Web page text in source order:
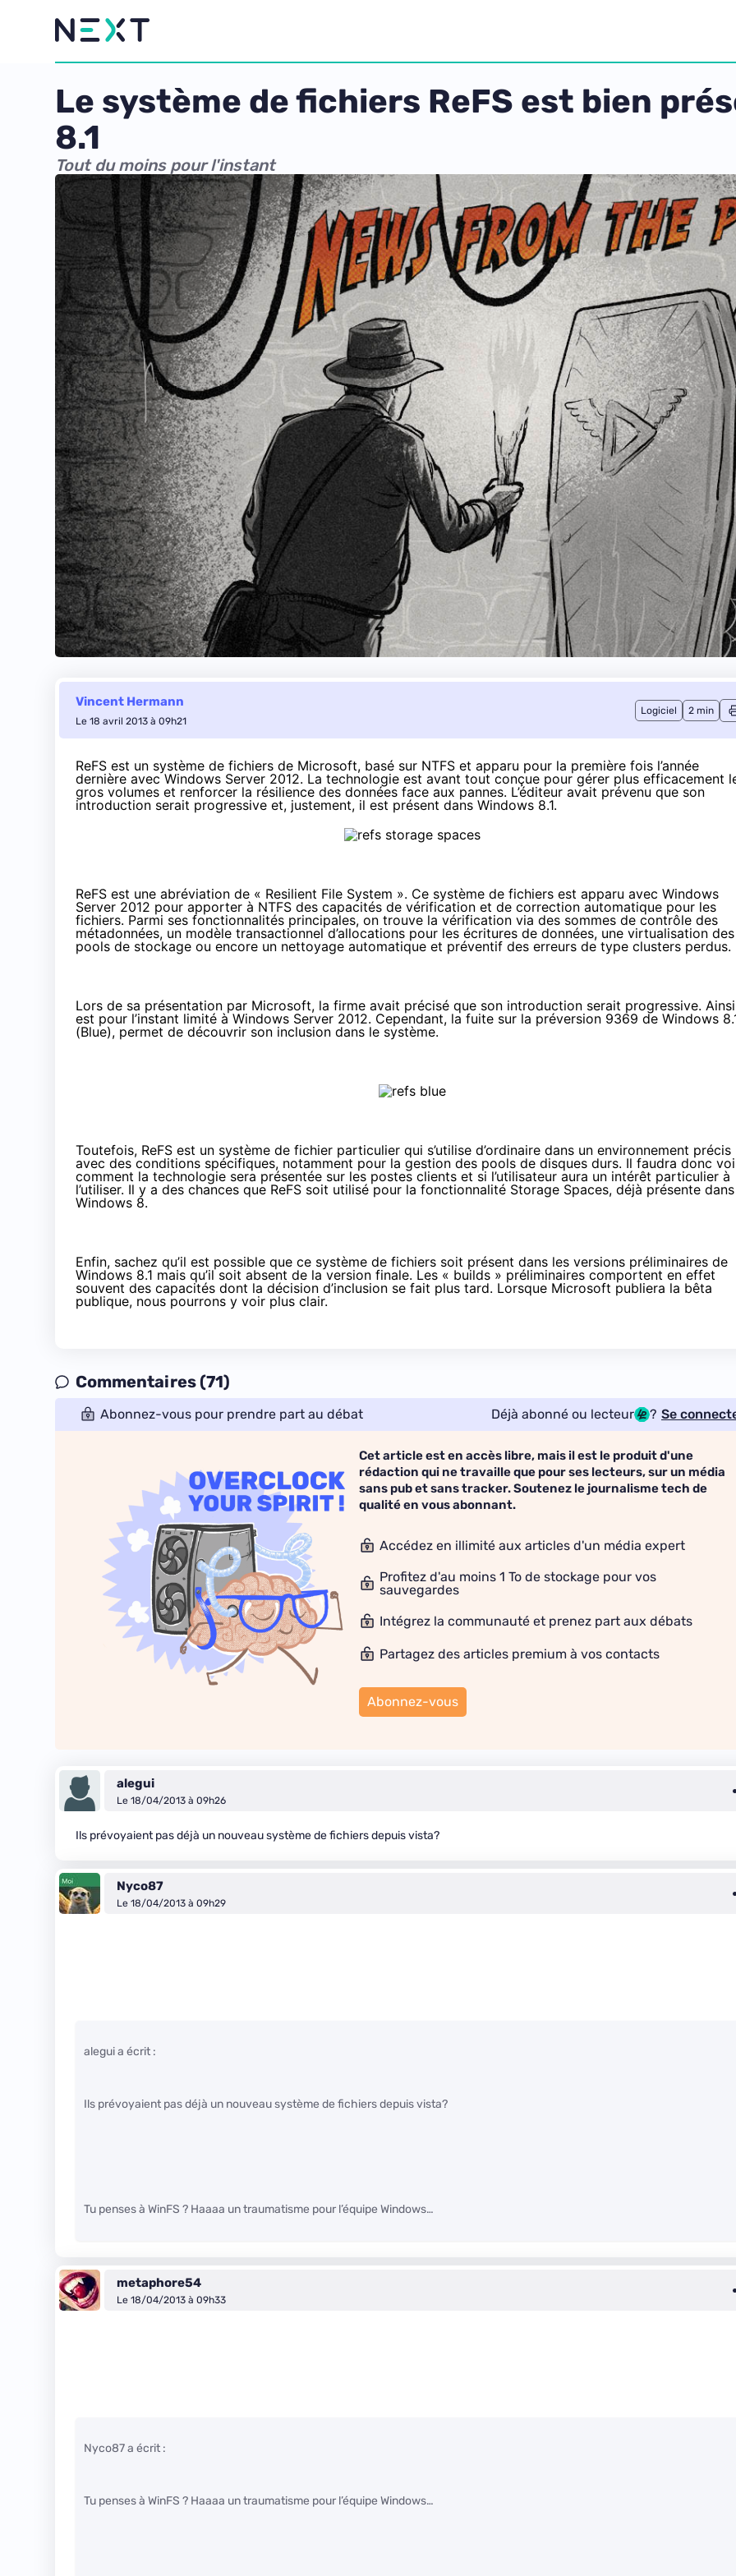
Le système de fichiers ReFS est bien
8.1
Tout du moins pour l'instant
Vincent Hermann
Le 18 avril 2013 à 09h21
Logiciel 2 min
ReFS est un système de fichiers de Microsoft, basé sur NTFS et apparu pour la première fois l’année
dernière avec Windows Server 2012. La technologie est avant tout conçue pour gérer plus efficacement
gros volumes et renforcer la résilience des données face aux pannes. L’éditeur avait prévenu que son
introduction serait progressive et, justement, il est présent dans Windows 8.1.
ReFS est une abréviation de « Resilient File System ». Ce système de fichiers est apparu avec Windows
Server 2012 pour apporter à NTFS des capacités de vérification et de correction automatique pour les
fichiers. Parmi ses fonctionnalités principales, on trouve la vérification via des sommes de contrôle des
métadonnées, un modèle transactionnel d’allocations pour les écritures de données, une virtualisation des
pools de stockage ou encore un nettoyage automatique et préventif des erreurs de type clusters perdus.
Lors de sa présentation par Microsoft, la firme avait précisé que son introduction serait progressive.
est pour l’instant limité à Windows Server 2012. Cependant, la fuite sur la préversion 9369 de Windows
(Blue), permet de découvrir son inclusion dans le système.
Toutefois, ReFS est un système de fichier particulier qui s’utilise d’ordinaire dans un environnement précis
avec des conditions spécifiques, notamment pour la gestion des pools de disques durs. Il faudra donc
comment la technologie sera présentée sur les postes clients et si l’utilisateur aura un intérêt particulier à
l’utiliser. Il y a des chances que ReFS soit utilisé pour la fonctionnalité Storage Spaces, déjà présente dans
Windows 8.
Enfin, sachez qu’il est possible que ce système de fichiers soit présent dans les versions préliminaires de
Windows 8.1 mais qu’il soit absent de la version finale. Les « builds » préliminaires comportent en effet
souvent des capacités dont la décision d’inclusion se fait plus tard. Lorsque Microsoft publiera la bêta
publique, nous pourrons y voir plus clair.
Commentaires (71)
Abonnez-vous pour prendre part au débat Déjà abonné ou lecteur ? Se
Cet article est en accès libre, mais il est le produit d'une
rédaction qui ne travaille que pour ses lecteurs, sur un média
sans pub et sans tracker. Soutenez le journalisme tech de
qualité en vous abonnant.
Accédez en illimité aux articles d'un média expert
Profitez d'au moins 1 To de stockage pour vos
sauvegardes
Intégrez la communauté et prenez part aux débats
Partagez des articles premium à vos contacts
Abonnez-vous
alegui
Le 18/04/2013 à 09h26
Ils prévoyaient pas déjà un nouveau système de fichiers depuis vista?
Nyco87
Le 18/04/2013 à 09h29
alegui a écrit :
Ils prévoyaient pas déjà un nouveau système de fichiers depuis vista?
Tu penses à WinFS ? Haaaa un traumatisme pour l’équipe Windows…
metaphore54
Le 18/04/2013 à 09h33
Nyco87 a écrit :
Tu penses à WinFS ? Haaaa un traumatisme pour l’équipe Windows…